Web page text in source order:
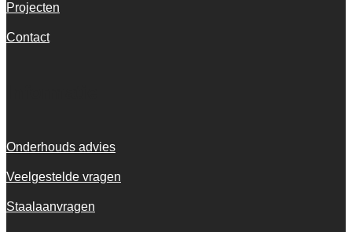
Projecten
Contact
Onderhouds advies
Veelgestelde vragen
Staalaanvragen